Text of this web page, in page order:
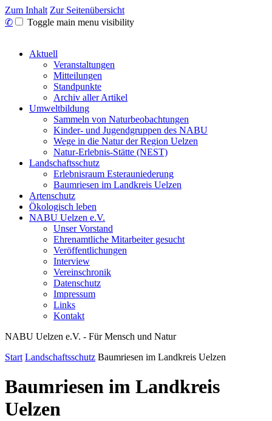
Zum Inhalt Zur Seitenübersicht
✆
Toggle main menu visibility
Aktuell
Veranstaltungen
Mitteilungen
Standpunkte
Archiv aller Artikel
Umweltbildung
Sammeln von Naturbeobachtungen
Kinder- und Jugendgruppen des NABU
Wege in die Natur der Region Uelzen
Natur-Erlebnis-Stätte (NEST)
Landschaftsschutz
Erlebnisraum Esterauniederung
Baumriesen im Landkreis Uelzen
Artenschutz
Ökologisch leben
NABU Uelzen e.V.
Unser Vorstand
Ehrenamtliche Mitarbeiter gesucht
Veröffentlichungen
Interview
Vereinschronik
Datenschutz
Impressum
Links
Kontakt
NABU Uelzen e.V. - Für Mensch und Natur
Start Landschaftsschutz Baumriesen im Landkreis Uelzen
Baumriesen im Landkreis
Uelzen